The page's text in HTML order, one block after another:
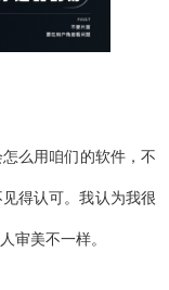
么用咱们的软件，不
得认可。我认为我很
审美不一样。